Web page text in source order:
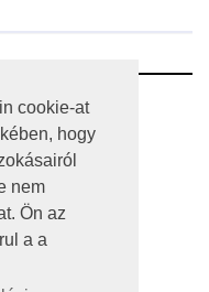
cookie-at
hogy
nem
Ön az
a a